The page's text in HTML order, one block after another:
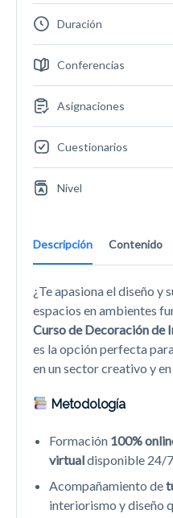
Descripción Contenido
¿Te apasiona el diseño y
espacios en ambientes
Curso de Decoración de
es la opción perfecta
en un sector creativo y
Metodología
Formación 100%
virtualdisponible 24/7.
Acompañamiento de
interiorismo y diseño
Duración
Conferencias
Asignaciones
Cuestionarios
Nivel